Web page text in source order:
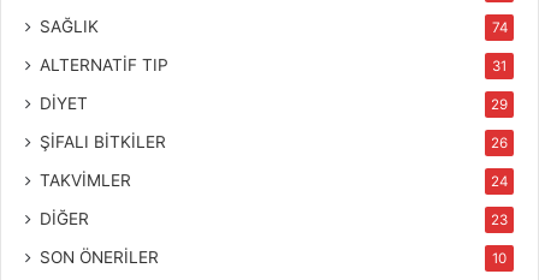
SAĞLIK 74
ALTERNATİF TIP 31
DİYET 29
ŞİFALI BİTKİLER 26
TAKVİMLER 24
DİĞER 23
SON ÖNERİLER 10